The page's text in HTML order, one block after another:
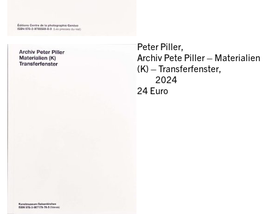
Peter Piller,
Archiv Pete Piller – Materialien
(K) – Transferfenster,
2024
24Euro